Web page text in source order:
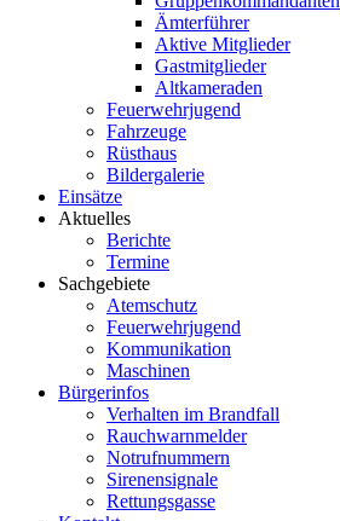
Ämterführer
Aktive Mitglieder
Gastmitglieder
Altkameraden
Feuerwehrjugend
Fahrzeuge
Rüsthaus
Bildergalerie
Einsätze
Aktuelles
Berichte
Termine
Sachgebiete
Atemschutz
Feuerwehrjugend
Kommunikation
Maschinen
Bürgerinfos
Verhalten im Brandfall
Rauchwarnmelder
Notrufnummern
Sirenensignale
Rettungsgasse